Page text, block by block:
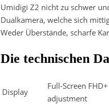
Umidigi Z2 nicht zu schwer
Dualkamera, welche sich
Weder Überstände, scharfe
Die technischen
Display
Full-Screen
adjustment